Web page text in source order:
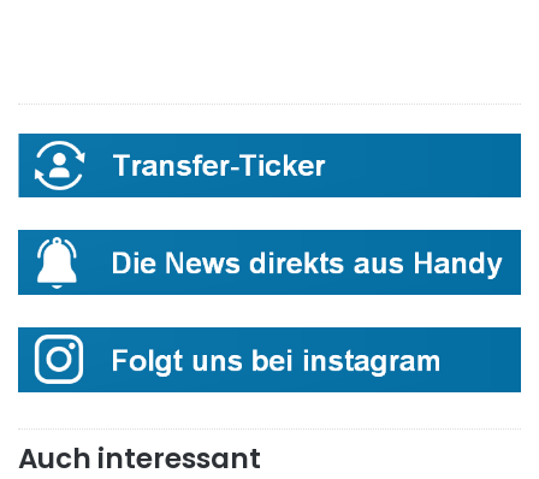
Auch interessant